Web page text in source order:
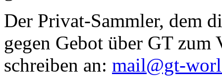
Der Privat-Sammler, dem
gegen Gebot über GT zum
schreiben an: mail@gt-